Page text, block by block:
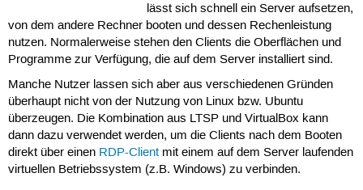
lässt sich schnell ein Server aufsetzen,
von dem andere Rechner booten und dessen Rechenleistung
nutzen. Normalerweise stehen den Clients die Oberflächen und
Programme zur Verfügung, die auf dem Server installiert sind.
Manche Nutzer lassen sich aber aus verschiedenen Gründen
überhaupt nicht von der Nutzung von Linux bzw. Ubuntu
überzeugen. Die Kombination aus LTSP und VirtualBox kann
dann dazu verwendet werden, um die Clients nach dem Booten
direkt über einen RDP-Clientmit einem auf dem Server laufenden
virtuellen Betriebssystem (z.B. Windows) zu verbinden.